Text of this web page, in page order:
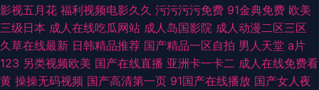
影视五月花 福利视频电影久久 污污污污免费 91金典免费 欧美
三级日本 成人在线吃瓜网站 成人岛国影院 成人动漫二区三区
久草在线最新 日韩精品推荐 国产精品一区自拍 男人天堂 a片
123 另类视频欧美 国产在线直播 亚洲卡一卡二 成人在线免费看
黄 操操无码视频 国产高清第一页 91国产在线播放 国产女人夜